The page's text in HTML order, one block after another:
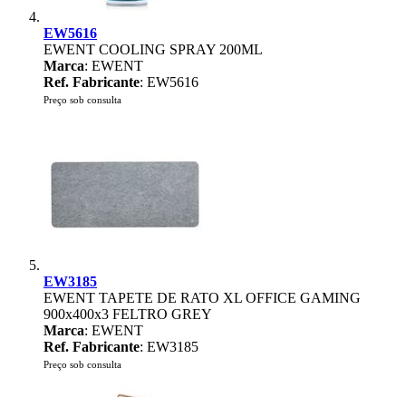
EW5616
EWENT COOLING SPRAY 200ML
Marca: EWENT
Ref. Fabricante: EW5616
Preço sob consulta
EW3185
EWENT TAPETE DE RATO XL OFFICE GAMING
900x400x3 FELTRO GREY
Marca: EWENT
Ref. Fabricante: EW3185
Preço sob consulta